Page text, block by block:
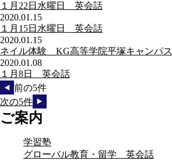
１月22日水曜日 英会話
2020.01.15
１月15日水曜日 英会話
2020.01.15
ネイル体験 KG高等学院平塚キャンパス
2020.01.08
１月8日 英会話
前の5件
次の5件
ご案内
学習塾
グローバル教育・留学 英会話